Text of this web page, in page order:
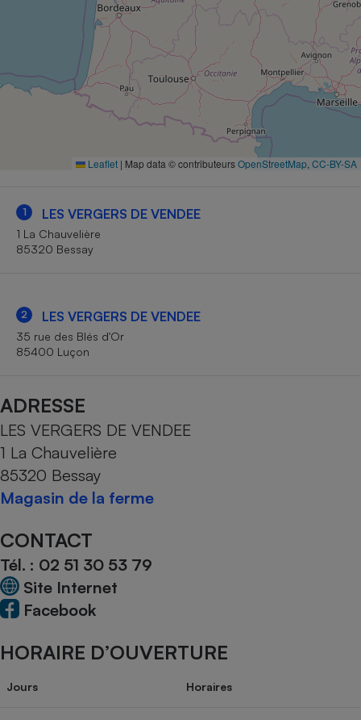
Leaflet | Map data © contributeursOpenStreetMap CC-BY-SA
1 LES VERGERS DE VENDEE
1 La Chauvelière
85320 Bessay
2 LES VERGERS DE VENDEE
35 rue des Blés d'Or
85400 Luçon
ADRESSE
LES VERGERS DE VENDEE
1 La Chauvelière
85320 Bessay
Magasin de la ferme
CONTACT
Tél. : 02 51 30 53 79
Site Internet
Facebook
HORAIRE D’OUVERTURE
Jours Horaires
Complément
alimentaire
Assurance emprunteur
Petit électroménager -
Matelas
Mutuelle